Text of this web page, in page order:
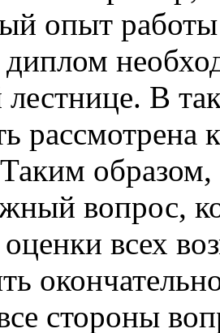
опыт
диплом
лестнице. В
рассмотрена
вопрос,
всех
стороны